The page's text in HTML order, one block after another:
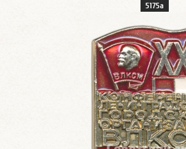
5175а